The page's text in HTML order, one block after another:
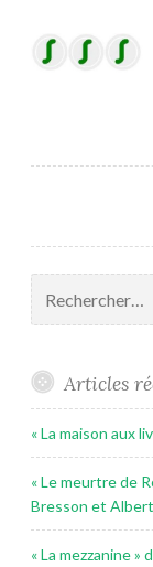
Articles
« La maison aux
« Le meurtre de
Bresson et
« La mezzanine »